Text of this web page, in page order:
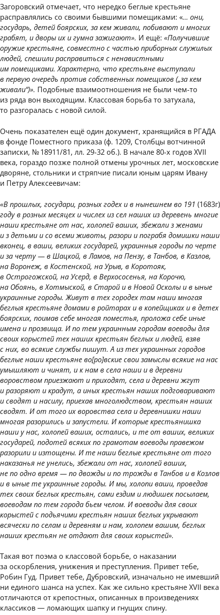
Загоровский отмечает, что нередко беглые крестьяне
расправлялись со своими бывшими помещиками: «… они,
государь, детей боярских, за кем живали, побивают и многих
грабят, и дворы их и гумна зажигают». И ещё: «Получившие
оружие крестьяне, совместно с частью приборных служилых
людей, спешили расправиться с ненавистными
им помещиками. Характерно, что крестьяне выступали
в первую очередь против собственных помещиков („за кем
живали“)». Подобные взаимоотношения не были чем-то
из ряда вон выходящим. Классовая борьба то затухала,
то разгоралась с новой силой.
Очень показателен ещё один документ, хранящийся в РГАДА
в фонде Поместного приказа (ф. 1209, Столбцы вотчинной
записки, № 18911/81, лл. 29-32 об.). В начале 80-х годов XVII
века, гораздо позже полной отмены урочных лет, московские
дворяне, стольники и стряпчие писали юным царям Ивану
и Петру Алексеевичам:
«В прошлых, государи, розных годех и в нынешнем во 191 (1683г)
году в розных месяцех и числех из сел наших из деревень многие
наши крестьяне от нас, холопей ваших, збежали з женами
и з детьми и со всеми животы, разори и пограбя домишки наши
вконец, в ваши, великих государей, украинныя городы по черте
и за черту — в Шацкой, в Ламов, на Пензу, в Танбов, в Казлов,
на Воронеж, в Костенской, на Урыв, в Коротояк,
в Острогожской, на Усерд, в Верхососенья, на Корочю,
на Обоянь, в Хотмыской, в Старой и в Новой Осколы и в ыные
украинные городы. Живут в тех городех там наши многая
беглыя крестьяне домами в ройтарах и в копейщиках и в детех
боярских, поимав себе многая поместья, проложа себе иные
имена и прозвища. И по тем украинным городам воеводы для
своих корыстей тех наших крестьян беглых и людей, взяв
с них, во всякие службы пишут. А из тех украинных городов
беглые наши крестьяне во[ро]вские свои замыслы всякие на нас
умышляют и чинят, и к нам в села наши и в деревни
воровством приезжают и приходят, села и деревни жгут
и разоряют и крадут, а иных крестьян наших подговаривают
и сводят и насилу, приехав многолюдством, крестьян наших
сводят. И от того их воровства села и деревнишки наши
многая разорились и запустели. И которые крестьянишка
наши у нас, холопей ваших, остались, и те от ваших, великих
государей, подотей всяких по грамотам воеводы правежом
разорили и изтощены. И те наши беглые крестьяне от того
наказанья не унелись, збежали от нас, холопей ваших,
не по одно время — по двожды и по трожды в Танбов и в Козлов
и в ыные те украинные городы. И мы, холопи ваши, проведав
тех своих беглых крестьян, сами ездим и людишек посылаем,
воеводам по тем города бьем челом. И воеводы для своих
корыстей с подьячими крестьян наших беглых укрывают
всячески по селам и деревням и нам, холопем вашим, беглых
наших крестьян не отдают для своих корыстей».
Такая вот поэма о классовой борьбе, о наказании
за оскорбления, унижения и преступления. Привет тебе,
Робин Гуд. Привет тебе, Дубровский, изначально не имевший
ни единого шанса на успех. Как же сильно крестьяне XVII века
отличаются от крепостных, описанных в произведениях
классиков — ломающих шапку и гнущих спину.